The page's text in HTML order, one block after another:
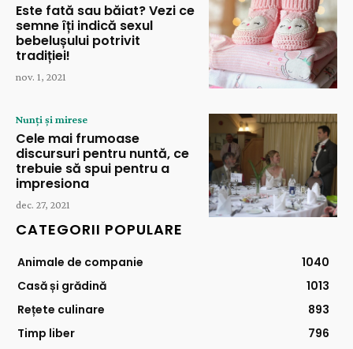
Este fată sau băiat? Vezi ce
semne îți indică sexul
bebelușului potrivit
tradiției!
nov. 1, 2021
Nunți și mirese
Cele mai frumoase
discursuri pentru nuntă, ce
trebuie să spui pentru a
impresiona
dec. 27, 2021
CATEGORII POPULARE
Animale de companie
1040
Casă și grădină
1013
Rețete culinare
893
Timp liber
796